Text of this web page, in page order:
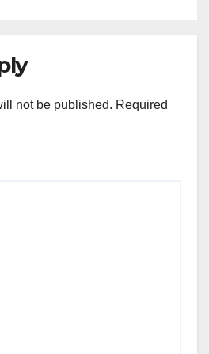
not be published. Required